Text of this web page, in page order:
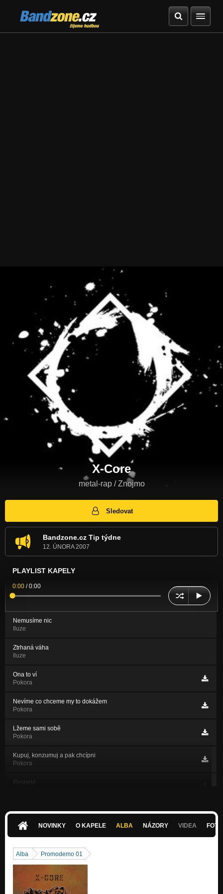
Bandzone.cz
žijeme hudbou
X-Core
metal-rap / Znojmo
Sledovat
Bandzone.cz Tip týdne
12. ÚNORA 2007
PLAYLIST KAPELY
0:00 /0:00
Nemusíme nic
Iluze
Ztrhaná váha
Iluze
Ona to ví
Pokora
Nevíme co chceme my to dokážem
Pokora
Lžeme sami sobě
Pokora
Kupuj, konzumuj a pak chcípni
Pokora
Respekt
Na druhé straně
Systém nás semele
Čteme sračky řešíme píčoviny
NOVINKY O KAPELE ALBA NÁZORY VIDEA
Alba Promodemo 01